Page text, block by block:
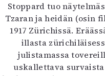
Stoppard tuo
Tzaran ja heidän (osin
1917 Zürichissä.
illasta
julistamassa
uskallettava